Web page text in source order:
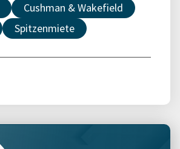
Cushman & Wakefield
Spitzenmiete